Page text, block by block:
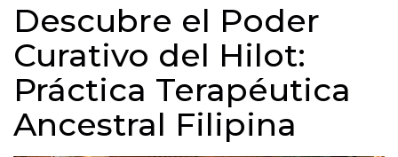
Descubre el Poder
Curativo del Hilot:
Práctica Terapéutica
Ancestral Filipina